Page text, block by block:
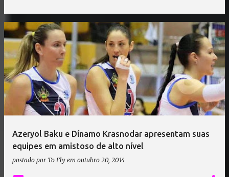
Azeryol Baku e Dínamo Krasnodar apresentam suas
equipes em amistoso de alto nível
postado por To Fly em outubro 20, 2014